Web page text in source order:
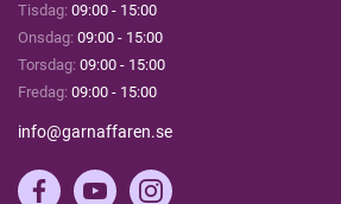
Tisdag: 09:00 - 15:00
Onsdag: 09:00 - 15:00
Torsdag: 09:00 - 15:00
Fredag: 09:00 - 15:00
info@garnaffaren.se